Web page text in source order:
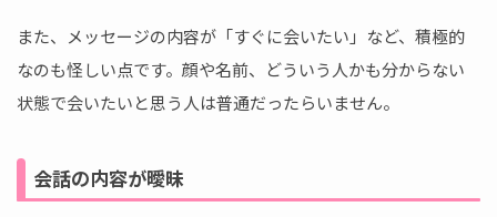
また、メッセージの内容が「すぐに会いたい」など、積極的
なのも怪しい点です。顔や名前、どういう人かも分からない
状態で会いたいと思う人は普通だったらいません。
会話の内容が曖昧